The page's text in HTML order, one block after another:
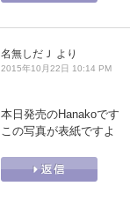
名無しだＪ より
2015年10月22日 10:14 PM
本日発売のHanakoです
この写真が表紙ですよ